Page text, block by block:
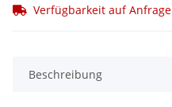
Verfügbarkeit auf Anfrage
Beschreibung